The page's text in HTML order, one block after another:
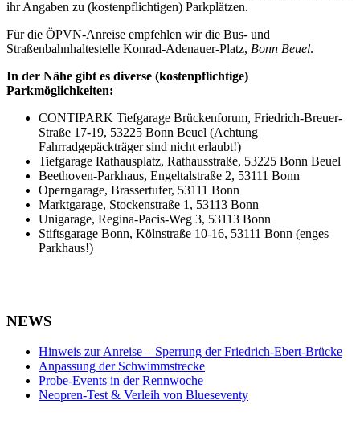
ihr Angaben zu (kostenpflichtigen) Parkplätzen.
Für die ÖPVN-Anreise empfehlen wir die Bus- und
Straßenbahnhaltestelle Konrad-Adenauer-Platz, Bonn Beuel.
In der Nähe gibt es diverse (kostenpflichtige)
Parkmöglichkeiten:
CONTIPARK Tiefgarage Brückenforum, Friedrich-Breuer-
Straße 17-19, 53225 Bonn Beuel (Achtung
Fahrradgepäckträger sind nicht erlaubt!)
Tiefgarage Rathausplatz, Rathausstraße, 53225 Bonn Beuel
Beethoven-Parkhaus, Engeltalstraße 2, 53111 Bonn
Operngarage, Brassertufer, 53111 Bonn
Marktgarage, Stockenstraße 1, 53113 Bonn
Unigarage, Regina-Pacis-Weg 3, 53113 Bonn
Stiftsgarage Bonn, Kölnstraße 10-16, 53111 Bonn (enges
Parkhaus!)
NEWS
Hinweis zur Anreise – Sperrung der Friedrich-Ebert-Brücke
Anpassung der Schwimmstrecke
Probe-Events in der Rennwoche
Neopren-Test & Verleih von Blueseventy